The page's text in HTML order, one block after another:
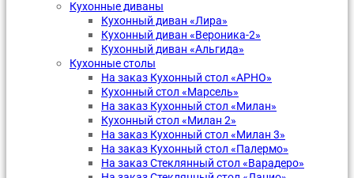
Кухонные диваны
Кухонный диван «Лира»
Кухонный диван «Вероника-2»
Кухонный диван «Альгида»
Кухонные столы
На заказ Кухонный стол «АРНО»
Кухонный стол «Марсель»
На заказ Кухонный стол «Милан»
Кухонный стол «Милан 2»
На заказ Кухонный стол «Милан 3»
На заказ Кухонный стол «Палермо»
На заказ Стеклянный стол «Варадеро»